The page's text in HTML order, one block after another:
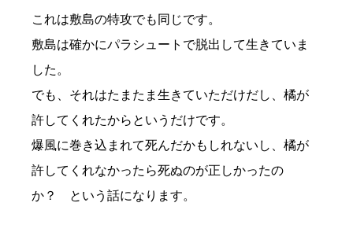
これは敷島の特攻でも同じです。
敷島は確かにパラシュートで脱出して生きていま
した。
でも、それはたまたま生きていただけだし、橘が
許してくれたからというだけです。
爆風に巻き込まれて死んだかもしれないし、橘が
許してくれなかったら死ぬのが正しかったの
か？ という話になります。